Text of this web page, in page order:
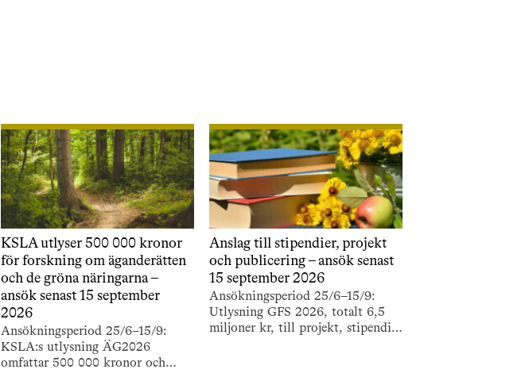
KSLA utlyser 500 000 kronor
för forskning om äganderätten
och de gröna näringarna –
ansök senast 15 september
2026
Ansökningsperiod 25/6–15/9:
KSLA:s utlysning ÄG2026
omfattar 500 000 kronor och
Anslag till stipendier, projekt
och publicering – ansök senast
15 september 2026
Ansökningsperiod 25/6–15/9:
Utlysning GFS 2026, totalt 6,5
miljoner kr, till projekt, stipendier